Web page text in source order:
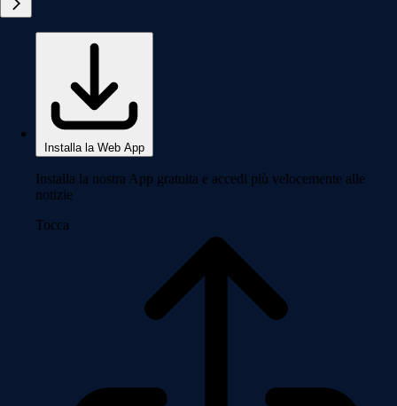
Installa la Web App
Installa la nostra App gratuita e accedi più velocemente alle
notizie
Tocca